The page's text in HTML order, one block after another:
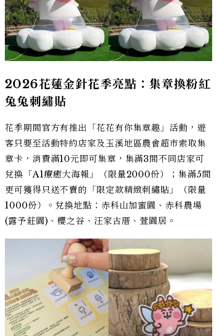
2026花蓮金針花季亮點：集章換粉紅
兔兔刺繡貼
花季期間官方有推出「花花有你集章趣」活動，遊
客只要至活動特約店家及玉溪地區農會超市索取集
章卡，消費滿10元即可集章，集滿3間不同店家可
兌換「A1療癒大海報」（限量2000份）；集滿5間
更可獲得只送不賣的「限定款精緻刺繡貼」（限量
1000份）。兌換地點：赤科山加蜜園、赤科農場
(露予莊園)、櫻之谷、汪家古厝、萱園居。